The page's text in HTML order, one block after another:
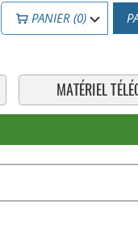
PANIER (0)
MATÉRIEL